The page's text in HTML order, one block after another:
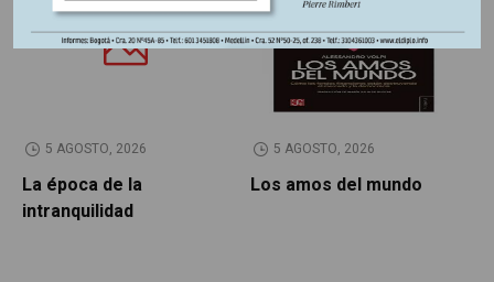
LIBROS RESEÑADOS
5 AGOSTO, 2026
La época de la
intranquilidad
SIN CATEGORÍA
5 AGOSTO, 2026
Los amos del mundo